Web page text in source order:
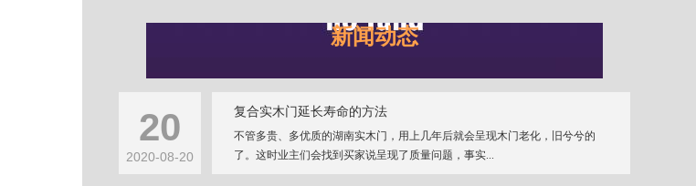
新闻动态
20
2020-08-20
复合实木门延长寿命的方法
不管多贵、多优质的湖南实木门，用上几年后就会呈现木门老化，旧兮兮的
了。这时业主们会找到买家说呈现了质量问题，事实...